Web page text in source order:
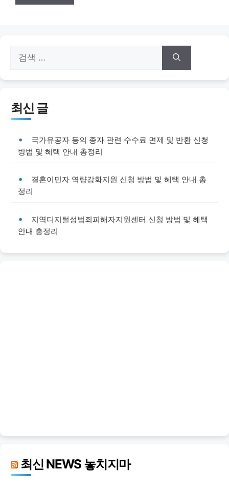
색:
최신 글
국가유공자 등의 종자 관련 수수료 면제 및 반환 신청
방법 및 혜택 안내 총정리
결혼이민자 역량강화지원 신청 방법 및 혜택 안내 총
정리
지역디지털성범죄피해자지원센터 신청 방법 및 혜택
안내 총정리
최신 NEWS 놓치지마